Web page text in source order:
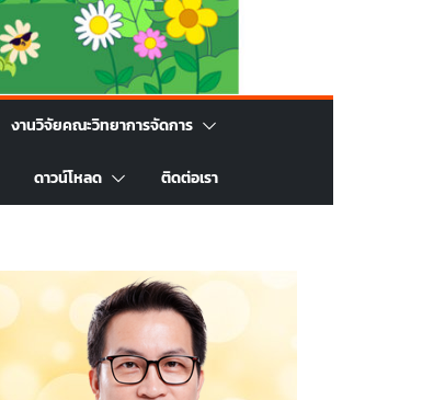
งานวิจัยคณะวิทยาการจัดการ
ดาวน์โหลด ติดต่อเรา